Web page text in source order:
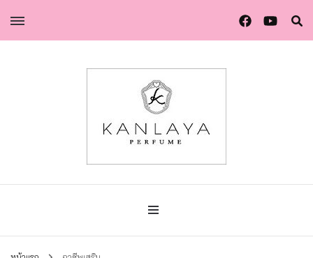
น้ำหอมกัลยา
น้ำหอมกัลยา น้ำหอมแท้แบรนด์ไทย คุณภาพยุโรป